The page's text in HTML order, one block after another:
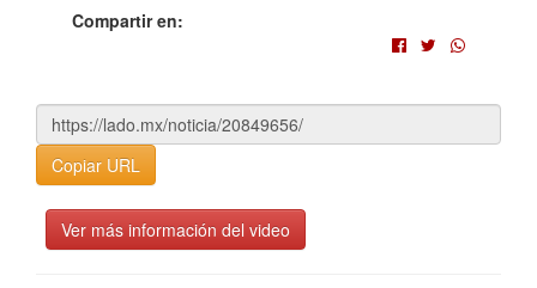
Compartir en:
Copiar URL
Ver más información del video